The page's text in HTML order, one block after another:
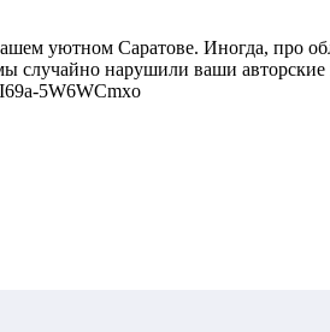
уютном Саратове. Иногда, про
случайно нарушили ваши
5W6WCmxo